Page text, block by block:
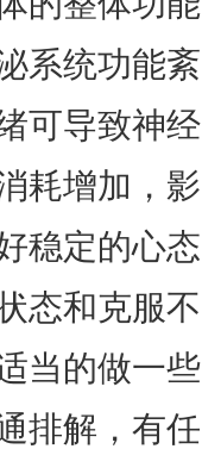
系统功能紊
可导致神经
耗增加，影
稳定的心态
态和克服不
当的做一些
排解，有任